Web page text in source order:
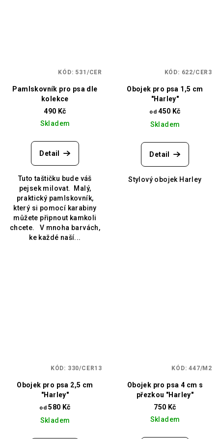
Pamlskovník pro psa dle
kolekce
490 Kč
Skladem
Detail
Tuto taštičku bude váš
pejsek milovat. Malý,
praktický pamlskovník,
který si pomocí karabiny
můžete připnout kamkoli
chcete. V mnoha barvách,
ke každé naší...
KÓD: 531/CER
Obojek pro psa 1,5 cm
"Harley"
od 450 Kč
Skladem
Detail
Stylový obojek Harley
KÓD: 622/CER3
Obojek pro psa 2,5 cm
"Harley"
od 580 Kč
Skladem
KÓD: 330/CER13
Obojek pro psa 4 cm s
přezkou "Harley"
750 Kč
Skladem
KÓD:447/M2